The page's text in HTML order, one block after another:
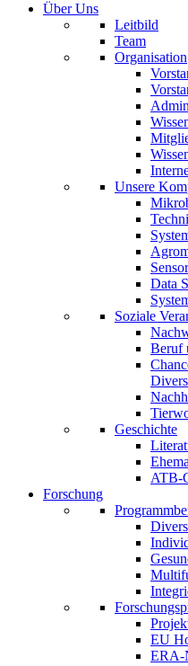
Über Uns
Leitbild
Team
Organisation
Unsere
Data
Soziale
Beruf
Geschichte
ATB-
Forschung
EU
ERA-